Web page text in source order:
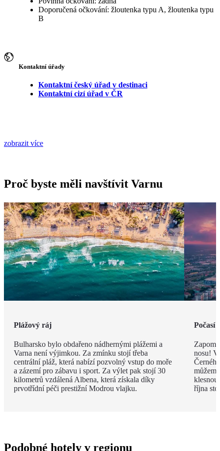
Doporučená očkování: žloutenka typu A, žloutenka typu
B
Kontaktní úřady
Kontaktní český úřad v destinaci
Kontaktní cizí úřad v ČR
zobrazit více
Proč byste měli navštívit Varnu
Plážový ráj
Bulharsko bylo obdařeno nádhernými plážemi a
Varna není výjimkou. Za zmínku stojí třeba
centrální pláž, která nabízí pozvolný vstup do moře
a zázemí pro zábavu i sport. Za výlet pak stojí 30
kilometrů vzdálená Albena, která získala díky
prvotřídní péči prestižní Modrou vlajku.
Počasí
nosu!
října
Podobné hotely v regionu